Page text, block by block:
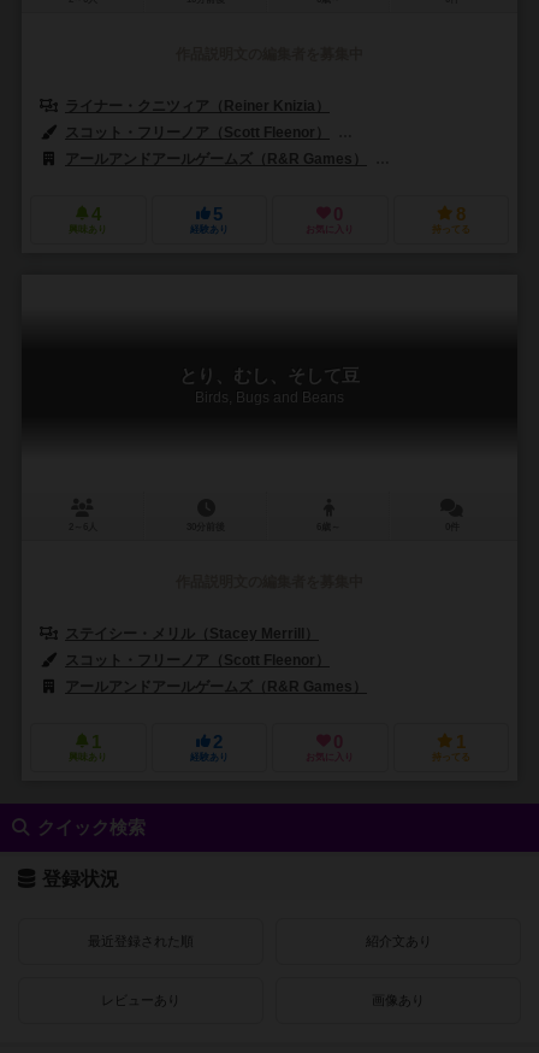
ライナー・クニツィア（Reiner Knizia）
スコット・フリーノア（Scott Fleenor）
アールアンドアールゲームズ（R&R Games）
4
興味あり
5
経験あり
0
お気に入り
8
持ってる
とり、むし、そして豆
Birds, Bugs and Beans
ステイシー・メリル（Stacey Merrill）
スコット・フリーノア（Scott Fleenor）
アールアンドアールゲームズ（R&R Games）
1
興味あり
2
経験あり
0
お気に入り
1
持ってる
クイック検索
登録状況
最近登録された順 紹介文あり
レビューあり 画像あり